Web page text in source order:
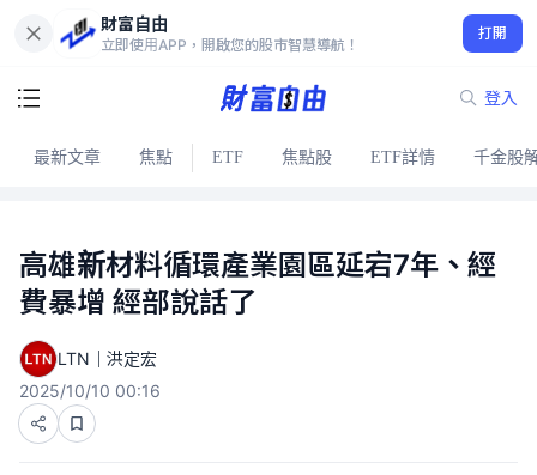
財富自由
立即使用APP，開啟您的股市智慧導航！
打開
登入
最新文章 焦點 ETF 焦點股 ETF詳情 千金股
高雄新材料循環產業園區延宕7年、經
費暴增 經部說話了
LTN｜洪定宏
2025/10/10 00:16